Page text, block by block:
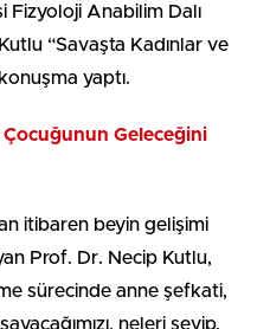
Fizyoloji Anabilim Dalı
“Savaşta Kadınlar ve
yaptı.
Çocuğunun Geleceğini
itibaren beyin gelişimi
Prof. Dr. Necip Kutlu,
sürecinde anne şefkati,
neleri sevip,